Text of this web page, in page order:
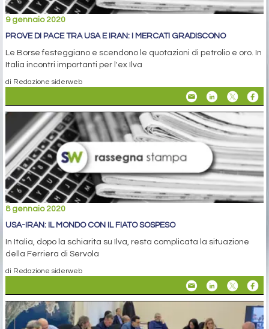
9 gennaio 2020
PROVE DI PACE TRA USA E IRAN: I MERCATI GRADISCONO
Le Borse festeggiano e scendono le quotazioni di petrolio e oro. In
Italia incontri importanti per l'ex Ilva
di Redazione siderweb
8 gennaio 2020
USA-IRAN: IL MONDO CON IL FIATO SOSPESO
In Italia, dopo la schiarita su Ilva, resta complicata la situazione
della Ferriera di Servola
di Redazione siderweb